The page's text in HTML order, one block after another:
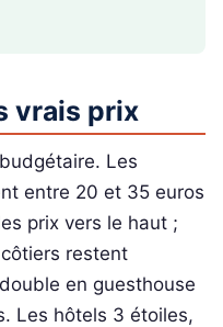
vrais prix
Les
entre 20 et 35 euros
prix vers le haut ;
restent
en guesthouse
Les hôtels 3 étoiles,